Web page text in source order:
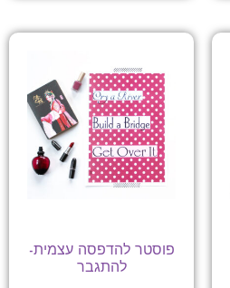
פוסטר להדפסה עצמית-
להתגבר